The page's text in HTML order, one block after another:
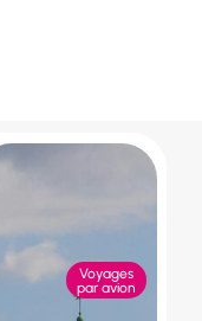
:
Portugal (
Pologne (1)
+
Voyages
par avion